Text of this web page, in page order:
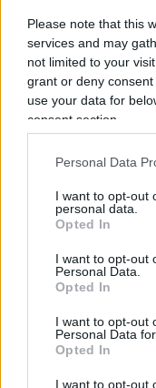
Please note that this
services and may
not limited to your
grant or deny
use your data for
consent section.
Personal Data
I want to opt-out
personal data.
Opted In
I want to opt-out
Personal Data.
Opted In
I want to opt-out
Personal Data
Opted In
I want to opt-out
Quarta
vaccini:
Omicron”
di Redazione